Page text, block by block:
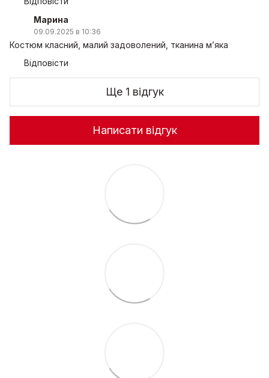
Марина
09.09.2025 в 10:36
Костюм класний, малий задоволений, тканина м’яка
Відповісти
Ще 1 відгук
Написати відгук